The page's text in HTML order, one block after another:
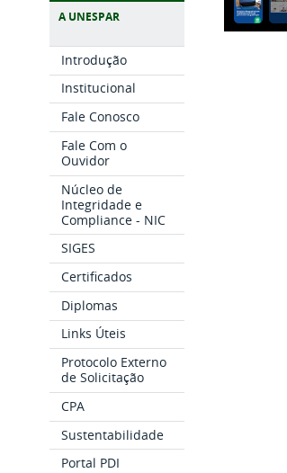
A UNESPAR
Introdução
Institucional
Fale Conosco
Fale Com o
Ouvidor
Núcleo de
Integridade e
Compliance - NIC
SIGES
Certificados
Diplomas
Links Úteis
Protocolo Externo
de Solicitação
CPA
Sustentabilidade
Portal PDI